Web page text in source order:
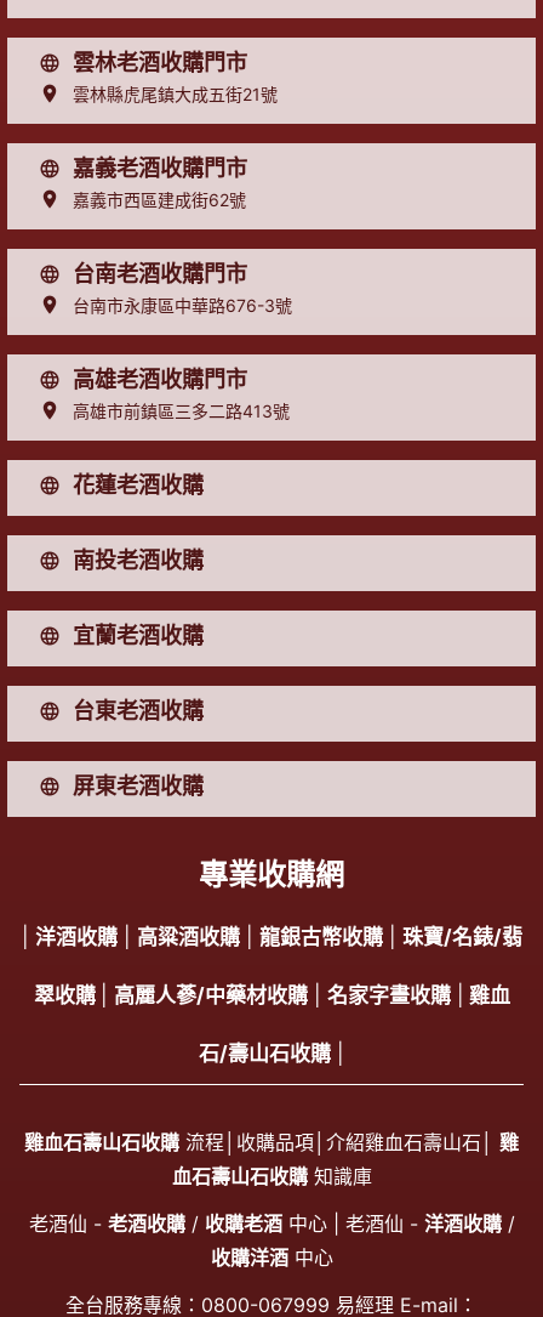
雲林老酒收購門市
雲林縣虎尾鎮大成五街21號
嘉義老酒收購門市
嘉義市西區建成街62號
台南老酒收購門市
台南市永康區中華路676-3號
高雄老酒收購門市
高雄市前鎮區三多二路413號
花蓮老酒收購
南投老酒收購
宜蘭老酒收購
台東老酒收購
屏東老酒收購
專業收購網
洋酒收購| 高粱酒收購 龍銀古幣收購| 珠寶/名錶/翡
翠收購 高麗人蔘/中藥材收購| 名家字畫收購| 雞血
石/壽山石收購
雞血石壽山石收購 流程│ 收購品項 介紹雞血石壽山石
雞
血石壽山石收購知識庫
老酒仙 - 老酒收購/ 收購老酒中心 | 老酒仙 - 洋酒收購/
收購洋酒中心
全台服務專線： 0800-067999 易經理 E-mail：